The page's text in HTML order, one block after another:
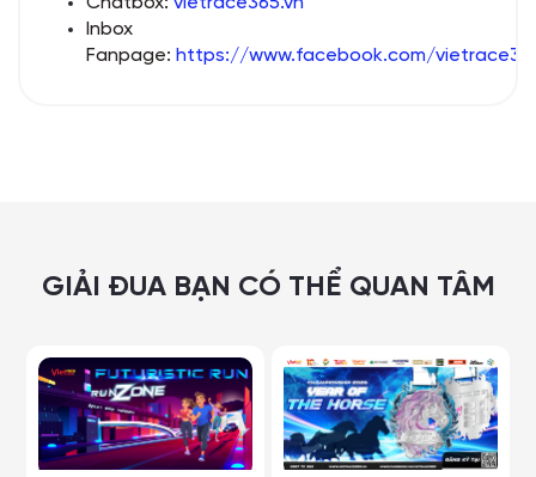
Inbox
Fanpage: https://www.facebook.com/
GIẢI ĐUA BẠN CÓ THỂ QUAN TÂM